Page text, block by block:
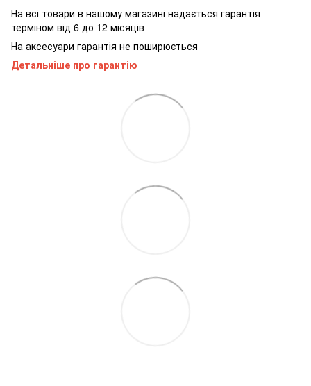
На всі товари в нашому магазині надається гарантія
терміном від 6 до 12 місяців
На аксесуари гарантія не поширюється
Детальніше про гарантію